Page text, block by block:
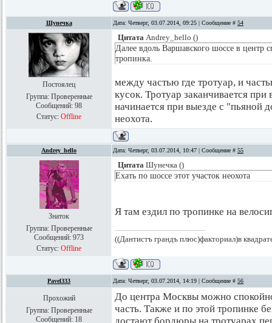
Шунечка Дата: Четверг, 03.07.2014, 09:25 | Сообщение # 54
Постоялец
Группа: Проверенные
Сообщений: 98
Статус: Offline
Цитата Andrey_hello ()
Далее вдоль Варшавского шоссе в центр
тропинка.
между частью где тротуар, и
кусок. Тротуар заканчивается
начинается при выезде с "пьяной
неохота.
Andrey_hello Дата: Четверг, 03.07.2014, 10:47 | Сообщение # 55
Знаток
Группа: Проверенные
Сообщений: 973
Статус: Offline
Цитата Шунечка ()
Ехать по шоссе этот участок неохота
Я там ездил по тропинке на
((Дантистъ грандъ плюс)факториал)в
Pavel333 Дата: Четверг, 03.07.2014, 14:19 | Сообщение # 56
Прохожий
Группа: Проверенные
Сообщений: 18
До центра Москвы можно
часть. Также и по этой тропинке